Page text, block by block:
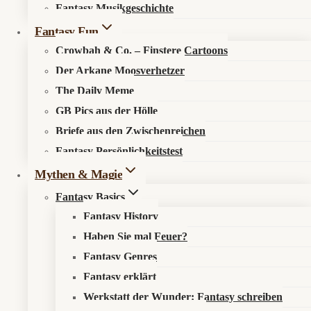
Fantasy Musikgeschichte
Fantasy Fun
Crowbah & Co. – Finstere Cartoons
Der Arkane Moosverhetzer
The Daily Meme
GB Pics aus der Hölle
Briefe aus den Zwischenreichen
Fantasy Persönlichkeitstest
Mythen & Magie
Fantasy Basics
Fantasy History
Haben Sie mal Feuer?
Fantasy Genres
Fantasy erklärt
Werkstatt der Wunder: Fantasy schreiben
Search in content
Westeros geht ins Kino: Der
erste GoT-Film hat jetzt einen Titel
Westeros nennt endlich Drachen und Reiter
Warner hat auf der CinemaCon den TitelGame of Thrones: